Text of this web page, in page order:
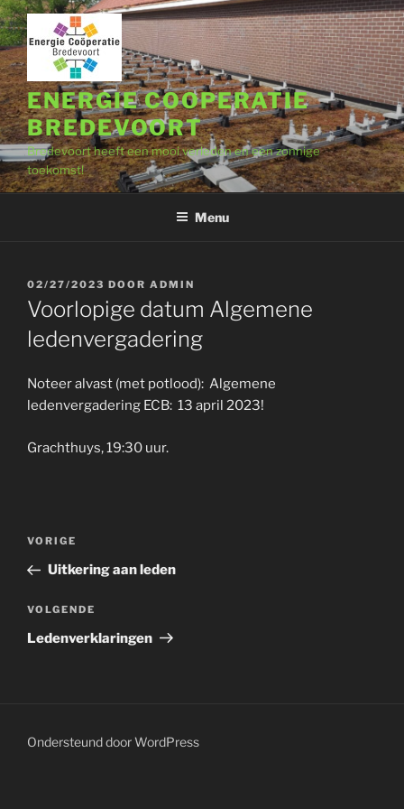
Ga
naar
de
inhoud
ENERGIE COOPERATIE
BREDEVOORT
Bredevoort heeft een mooi verleden en een zonnige
toekomst!
Menu
GEPLAATST
OP
02/27/2023 DOOR ADMIN
Voorlopige datum Algemene
ledenvergadering
Noteer alvast (met potlood): Algemene
ledenvergadering ECB: 13 april 2023!
Grachthuys, 19:30 uur.
Bericht
Vorig
bericht
VORIGE
Uitkering aan leden
Volgend
bericht
VOLGENDE
Ledenverklaringen
Ondersteund door WordPress